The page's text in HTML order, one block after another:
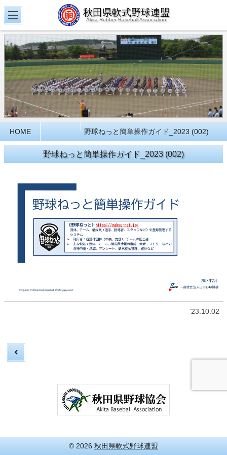
秋田県軟式野球連盟
Akita Rubber Baseball Association
HOME 野球ねっと簡単操作ガイド_2023 (002)
野球ねっと簡単操作ガイド_2023 (002)
’23.10.02
© 2026 秋田県軟式野球連盟